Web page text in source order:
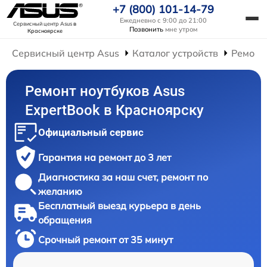
Сервисный центр Asusв
Красноярске
+7 (800) 101-14-79
Ежедневно с 9:00 до 21:00
Позвонить мне утром
Сервисный центр Asus Каталог устройств
Ремонт ноутбуков Asus
ExpertBook в Красноярску
Официальный сервис
Гарантия на ремонт до 3 лет
Диагностика за наш счет, ремонт по
желанию
Бесплатный выезд курьера в день
обращения
Срочный ремонт от 35 минут